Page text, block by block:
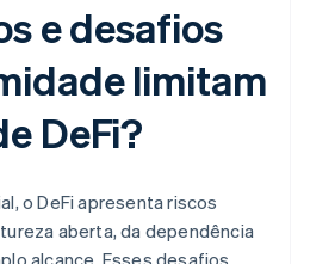
e desafios
limitam
DeFi?
o DeFi apresenta riscos
aberta, da dependência